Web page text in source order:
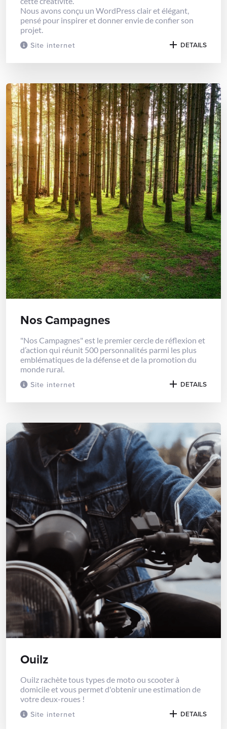
Site internet
Nous avons conçu un WordPress clair et élégant,
pensé pour inspirer et donner envie de confier son
projet.
DETAILS
Site internet
Nos Campagnes
"Nos Campagnes" est le premier cercle de réflexion et
d’action qui réunit 500 personnalités parmi les plus
emblématiques de la défense et de la promotion du
monde rural.
DETAILS
Site internet
Ouilz
Ouilz rachète tous types de moto ou scooter à
domicile et vous permet d'obtenir une estimation de
votre deux-roues !
DETAILS